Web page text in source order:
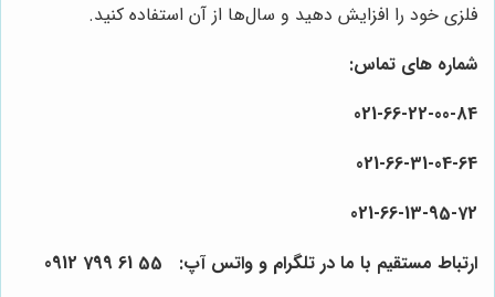
فلزی خود را افزایش دهید و سال‌ها از آن استفاده کنید.
شماره های تماس:
021-66-22-00-84
021-66-31-04-64
021-66-13-95-72
ارتباط مستقیم با ما در تلگرام و واتس آپ:
0912 799 61 55